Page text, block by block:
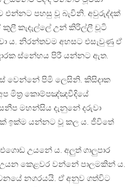
එන්නට පහසු වූ බැවිනි. අවුරුද්දක්
කැදැල්ලේ උන් කිරිල්ලී චූටි
ය. නිරන්තවම අහසට එසැවුණු ඒ
ස්නේහය පිරී යන්නට ඇත.
වෙන්නේ පිමි ලෙසිනි. කිසිදාක
මිත්‍ර කොම්පඤ්ඤවීදියේ
මහන්සිය දැනුනේ දරුවා
ඉක්ම යන්නට වූ කල ය. ජීවිතේ
උයනේ ය. අලුත් ගාලුපාර
කෙළවර වන්නේ පාලමකින් ය.
නගරයයි. ඒ අනුව ගත්විට